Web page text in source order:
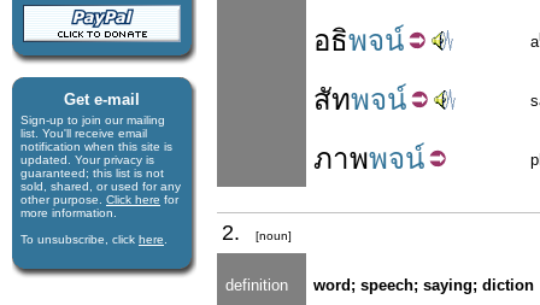
Get e-mail
Sign-up to join our mail­ing
list. You'll receive e­mail
notification when this site is
updated. Your privacy is
guaran­teed; this list is not
sold, shared, or used for any
other purpose. Click here for
more infor­mation.
To unsubscribe, click here
อธิพจน์ a
สัทพจน์
ภาพพจน์
2. [noun]
definition word; speech; saying; diction